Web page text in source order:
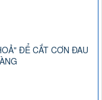
ĐỂ CẮT CƠN ĐAU